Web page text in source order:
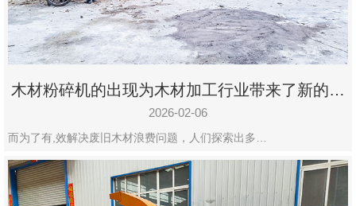
木材粉碎机的出现为木材加工行业带来了新的变
化
2026-02-06
而为了有,效解决废旧木材浪费问题，人们探索出多…